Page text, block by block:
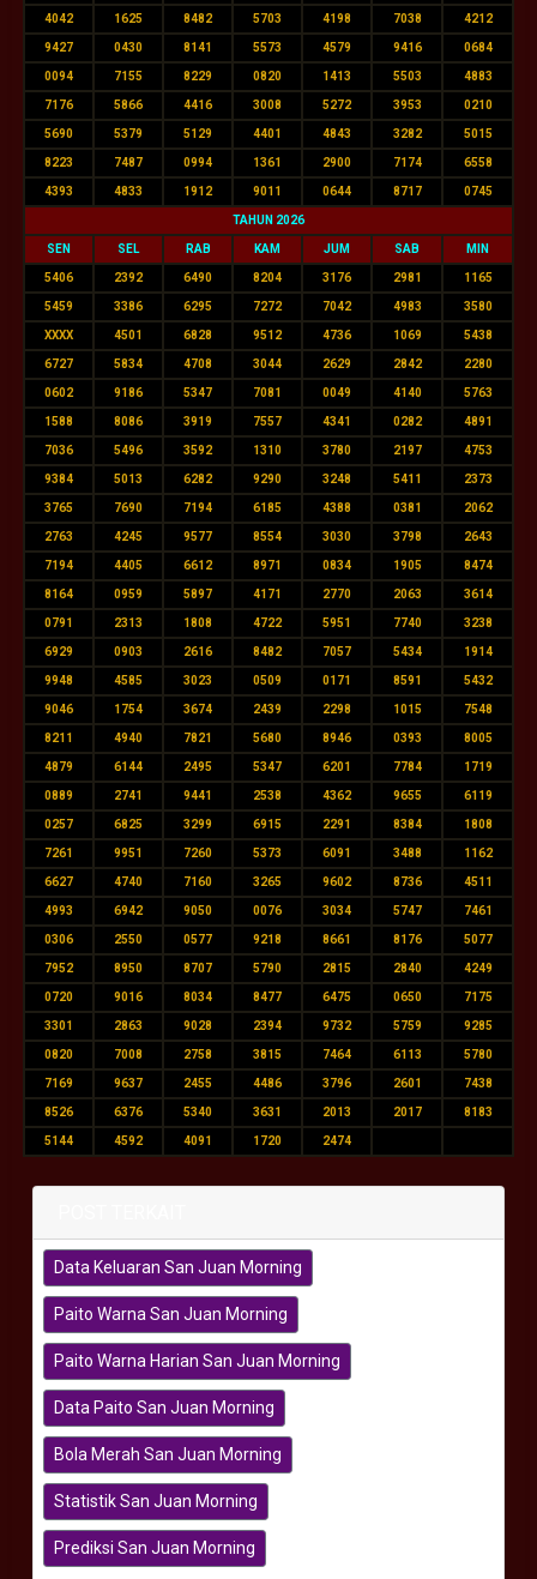
4042 1625 8482 5703 4198 7038 4212
9427 0430 8141 5573 4579 9416 0684
0094 7155 8229 0820 1413 5503 4883
7176 5866 4416 3008 5272 3953 0210
5690 5379 5129 4401 4843 3282 5015
8223 7487 0994 1361 2900 7174 6558
4393 4833 1912 9011 0644 8717 0745
TAHUN 2026
SEN SEL RAB KAM JUM SAB MIN
5406 2392 6490 8204 3176 2981 1165
5459 3386 6295 7272 7042 4983 3580
XXXX 4501 6828 9512 4736 1069 5438
6727 5834 4708 3044 2629 2842 2280
0602 9186 5347 7081 0049 4140 5763
1588 8086 3919 7557 4341 0282 4891
7036 5496 3592 1310 3780 2197 4753
9384 5013 6282 9290 3248 5411 2373
3765 7690 7194 6185 4388 0381 2062
2763 4245 9577 8554 3030 3798 2643
7194 4405 6612 8971 0834 1905 8474
8164 0959 5897 4171 2770 2063 3614
0791 2313 1808 4722 5951 7740 3238
6929 0903 2616 8482 7057 5434 1914
9948 4585 3023 0509 0171 8591 5432
9046 1754 3674 2439 2298 1015 7548
8211 4940 7821 5680 8946 0393 8005
4879 6144 2495 5347 6201 7784 1719
0889 2741 9441 2538 4362 9655 6119
0257 6825 3299 6915 2291 8384 1808
7261 9951 7260 5373 6091 3488 1162
6627 4740 7160 3265 9602 8736 4511
4993 6942 9050 0076 3034 5747 7461
0306 2550 0577 9218 8661 8176 5077
7952 8950 8707 5790 2815 2840 4249
0720 9016 8034 8477 6475 0650 7175
3301 2863 9028 2394 9732 5759 9285
0820 7008 2758 3815 7464 6113 5780
7169 9637 2455 4486 3796 2601 7438
8526 6376 5340 3631 2013 2017 8183
5144 4592 4091 1720 2474
Data Keluaran San Juan Morning
Paito Warna San Juan Morning
Paito Warna Harian San Juan Morning
Data Paito San Juan Morning
Bola Merah San Juan Morning
Statistik San Juan Morning
Prediksi San Juan Morning